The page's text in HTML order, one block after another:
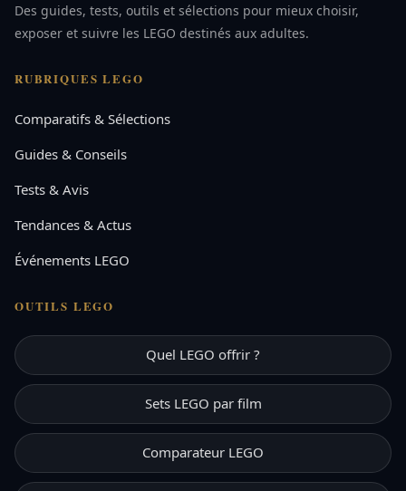
Des guides, tests, outils et sélections pour mieux choisir,
exposer et suivre les LEGO destinés aux adultes.
RUBRIQUES LEGO
Comparatifs & Sélections
Guides & Conseils
Tests & Avis
Tendances & Actus
Événements LEGO
OUTILS LEGO
Quel LEGO offrir ?
Sets LEGO par film
Comparateur LEGO